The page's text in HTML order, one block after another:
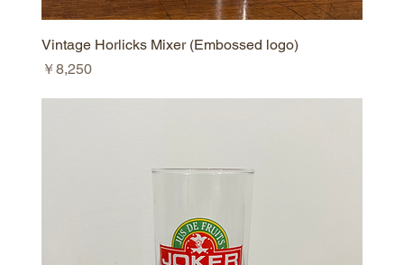
Vintage Horlicks Mixer (Embossed logo)
価格
￥8,250